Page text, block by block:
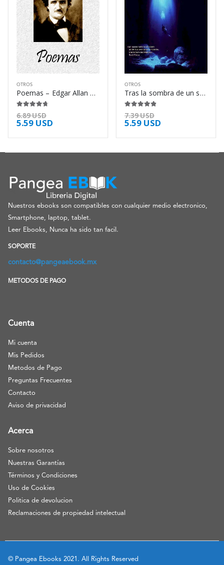
OTROS
Poemas – Edgar Allan Poe
6.89USD
5.59 USD
OTROS
Tras la sombra de un submarino – Robert Kurson
7.39USD
5.59 USD
Nuestros ebooks son compatibles con cualquier medio electronico,
Smartphone, laptop, tablet.
Leer Ebooks, Nunca ha sido tan facil.
SOPORTE
contacto@pangeaebook.mx
METODOS DE PAGO
Cuenta
Mi cuenta
Mis Pedidos
Metodos de Pago
Preguntas Frecuentes
Contacto
Aviso de privacidad
Acerca
Sobre nosotros
Nuestras Garantías
Términos y Condiciones
Uso de Cookies
Politica de devolucion
Reclamaciones de propiedad intelectual
© Pangea Ebooks 2021. All Rights Reserved